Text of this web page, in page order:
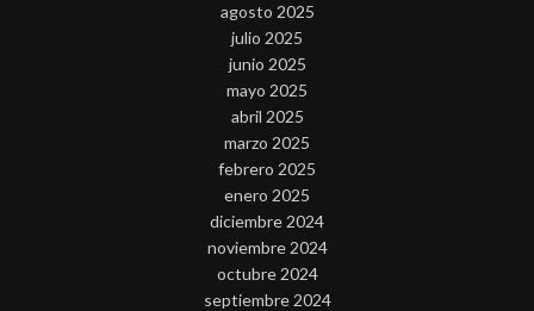
agosto 2025
julio 2025
junio 2025
mayo 2025
abril 2025
marzo 2025
febrero 2025
enero 2025
diciembre 2024
noviembre 2024
octubre 2024
septiembre 2024